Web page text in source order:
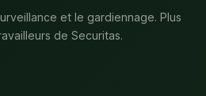
et le gardiennage. Plus
de Securitas.